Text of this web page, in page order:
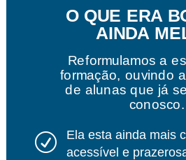
O QUE ERA
AINDA
Reformulamos a
formação, ouvindo
de alunas que já
conosco.
R
Ela esta ainda mais
acessível e